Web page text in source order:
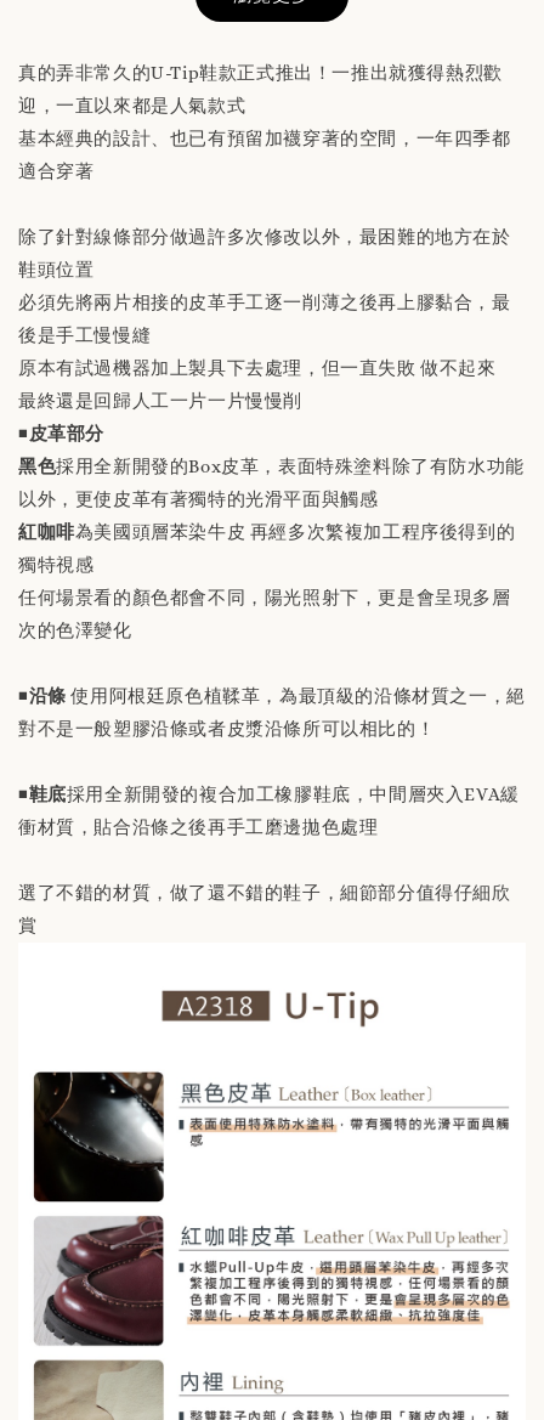
替換用真皮鞋墊 「購買前請務必閱讀商品敘述
NT$ 190
NT$ 230
- +
加入購物車
真的弄非常久的U-Tip鞋款正式推出！一推出就獲得熱烈歡
迎，一直以來都是人氣款式
基本經典的設計、也已有預留加襪穿著的空間，一年四季都
適合穿著
除了針對線條部分做過許多次修改以外，最困難的地方在於
鞋頭位置
必須先將兩片相接的皮革手工逐一削薄之後再上膠黏合，最
後是手工慢慢縫
原本有試過機器加上製具下去處理，但一直失敗 做不起來
最終還是回歸人工一片一片慢慢削
◾️皮革部分
黑色採用全新開發的Box皮革，表面特殊塗料除了有防水功能
以外，更使皮革有著獨特的光滑平面與觸感
紅咖啡為美國頭層苯染牛皮 再經多次繁複加工程序後得到的
獨特視感
任何場景看的顏色都會不同，陽光照射下，更是會呈現多層
次的色澤變化
◾️沿條 使用阿根廷原色植鞣革，為最頂級的沿條材質之一，絕
對不是一般塑膠沿條或者皮漿沿條所可以相比的！
◾️鞋底採用全新開發的複合加工橡膠鞋底，中間層夾入EVA緩
衝材質，貼合沿條之後再手工磨邊拋色處理
選了不錯的材質，做了還不錯的鞋子，細節部分值得仔細欣
賞